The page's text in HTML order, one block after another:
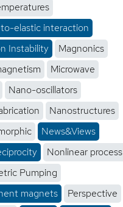
elastic interaction
Instability
Magnonics
Microwave
Nano-oscillators
Nanostructures
News&Views
Nonlinear process
Pumping
magnets
Perspective